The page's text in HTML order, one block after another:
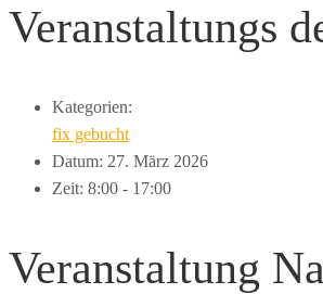
Veranstaltungs
Kategorien:
fix gebucht
Datum: 27. März 2026
Zeit: 8:00 - 17:00
Veranstaltung